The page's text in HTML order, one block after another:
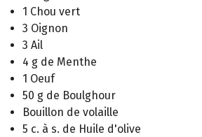
1 Chou vert
3 Oignon
3 Ail
4 g de Menthe
1 Oeuf
50 g de Boulghour
Bouillon de volaille
5 c. à s. de Huile d'olive